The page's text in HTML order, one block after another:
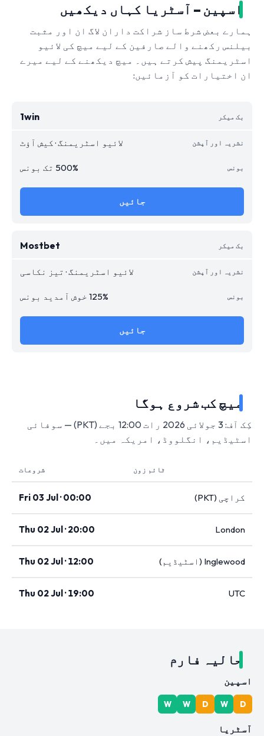
اسپین – آسٹریا کہاں دیکھیں
ہمارے بعض شرط ساز شراکت داران لاگ ان اور مثبت
بیلنس رکھنے والے صارفین کے لیے میچ کی لائیو
اسٹریمنگ پیش کرتے ہیں۔ میچ دیکھنے کے لیے میرے
ان اختیارات کو آزمائیں:
1win
لائیو اسٹریمنگ · کیش آؤٹ
500% تک بونس
جائیں
Mostbet
لائیو اسٹریمنگ · تیز نکاسی
125% خوش آمدید بونس
جائیں
میچ کب شروع ہوگا
کِک آف: 3 جولائی 2026 رات 12:00 بجے (PKT) — سوفائی
اسٹیڈیم، انگلووڈ، امریکہ میں۔
ٹائم زون شروعات
کراچی (PKT) Fri 03 Jul · 00:00
London
Thu 02 Jul · 20:00
Inglewood (اسٹیڈیم) Thu 02 Jul · 12:00
UTC
Thu 02 Jul · 19:00
حالیہ فارم
اسپین
D
W
D
W
W
آسٹریا